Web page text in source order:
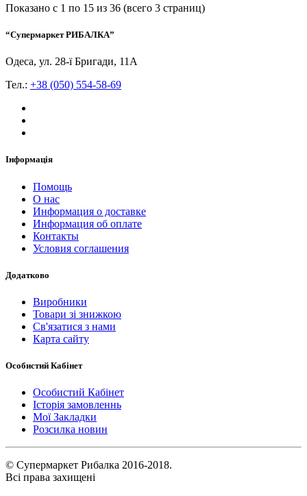
Показано с 1 по 15 из 36 (всего 3 страниц)
“Супермаркет РИБАЛКА”
Одеса, ул. 28-ї Бригади, 11А
Тел.: +38 (050) 554-58-69
Інформація
Помощь
О нас
Информация о доставке
Информация об оплате
Контакты
Условия соглашения
Додатково
Виробники
Товари зі знижкою
Св'язатися з нами
Карта сайту
Особистий Кабінет
Особистий Кабінет
Історія замовленнь
Мої Закладки
Розсилка новин
© Супермаркет Рибалка 2016-2018.
Всі права захищені